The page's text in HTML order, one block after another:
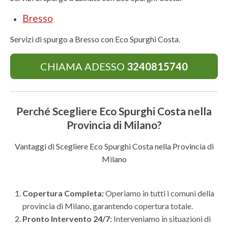
Bresso
Servizi di spurgo a Bresso con Eco Spurghi Costa.
CHIAMA ADESSO 3240815740
Perché Scegliere Eco Spurghi Costa nella
Provincia di Milano?
Vantaggi di Scegliere Eco Spurghi Costa nella Provincia di
Milano
Copertura Completa:Operiamo in tutti i comuni della
provincia di Milano, garantendo copertura totale.
Pronto Intervento 24/7: Interveniamo in situazioni di